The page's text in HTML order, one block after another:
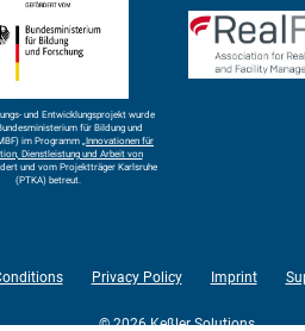
und Entwicklungsprojekt wurde
für Bildung und
im Programm
„Innovationen für
Dienstleistung und Arbeit von
und vom Projektträger Karlsruhe
(PTKA) betreut.
Privacy Policy Imprint
© 2026 Keßler Solutions